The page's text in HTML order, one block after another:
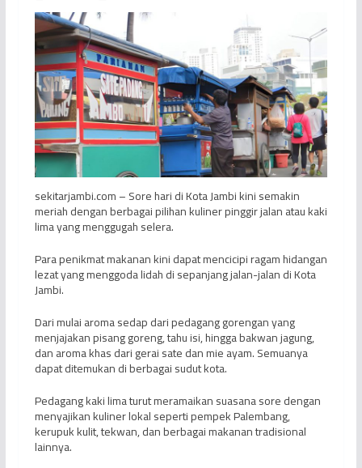
sekitarjambi.com – Sore hari di Kota Jambi kini semakin
meriah dengan berbagai pilihan kuliner pinggir jalan atau kaki
lima yang menggugah selera.
Para penikmat makanan kini dapat mencicipi ragam hidangan
lezat yang menggoda lidah di sepanjang jalan-jalan di Kota
Jambi.
Dari mulai aroma sedap dari pedagang gorengan yang
menjajakan pisang goreng, tahu isi, hingga bakwan jagung,
dan aroma khas dari gerai sate dan mie ayam. Semuanya
dapat ditemukan di berbagai sudut kota.
Pedagang kaki lima turut meramaikan suasana sore dengan
menyajikan kuliner lokal seperti pempek Palembang,
kerupuk kulit, tekwan, dan berbagai makanan tradisional
lainnya.